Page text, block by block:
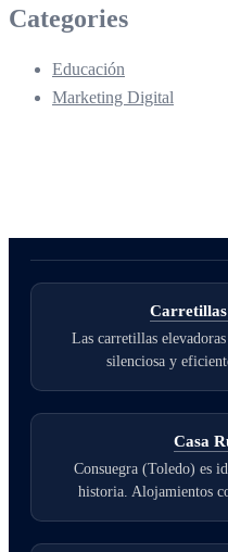
Categories
Educación
Marketing Digital
Carretillas
Las carretillas
silenciosa y
Casa
Consuegra (Toledo) es
historia. Alojamientos